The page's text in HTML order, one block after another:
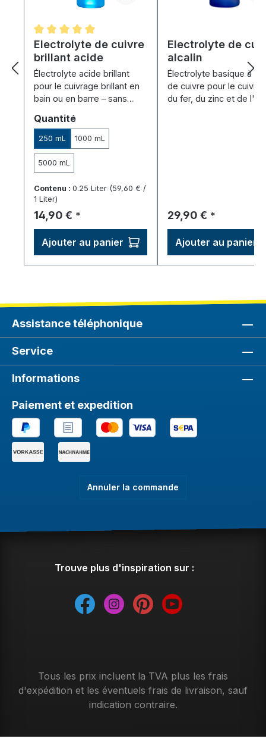
Note moyenne de 5 sur 5 étoiles
Electrolyte de cuivre
brillant acide
Électrolyte acide brillant
pour le cuivrage brillant en
bain ou en barre – sans
Sélectionnez
Quantité
250 mL 1000 mL
5000 mL
Contenu : 0.25 Liter (59,60 € /
1 Liter)
Prix régulier :
14,90 € *
Ajouter au panier
Electrolyte de
alcalin
Électrolyte basique à
de cuivre pour le
du fer, du zinc et de
Prix régulier :
29,90 € *
Ajouter au panier
Assistance téléphonique
Service
Informations
Paiement et expedition
Annuler la commande
Trouve plus d'inspiration sur :
Tous les prix incluent la TVA plus les frais
d'expédition et les éventuels frais de livraison, sauf
indication contraire.